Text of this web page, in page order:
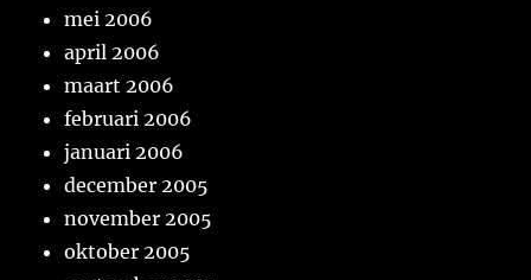
mei 2006
april 2006
maart 2006
februari 2006
januari 2006
december 2005
november 2005
oktober 2005